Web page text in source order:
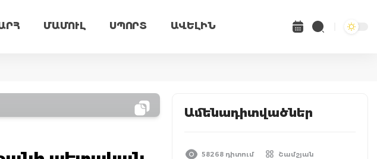
ՄԱՄՈՒԼ ՍՊՈՐՏ ԱՎԵԼԻՆ
Ամենադիտվածներ
58268 դիտում Շամշյան